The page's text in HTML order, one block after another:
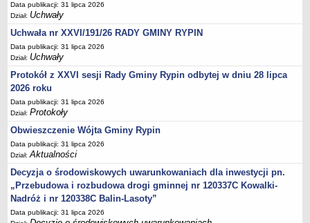
Struktura organizacyjna
Rada gminy
Wójt
Urząd gminy
Jednostki organizacyjne, GOPS, Instytucja kultury, OSP
Jednostki pomocnicze - sołectwa
Plan pracy komisji rewizyjnej
Sesje Rady Gminy Rypin
PRAWO LOKALNE
Statut
Strategia rozwoju
Uchwały
Projekty uchwał
Data publikacji: 31 lipca 2026
Dział: Uchwały
Uchwała nr XXVI/191/26 RADY GMINY RYPIN
Data publikacji: 31 lipca 2026
Dział: Uchwały
Protokół z XXVI sesji Rady Gminy Rypin odbytej w dniu 28 lipca
2026 roku
Data publikacji: 31 lipca 2026
Dział:Protokoły
Obwieszczenie Wójta Gminy Rypin
Data publikacji: 31 lipca 2026
Dział:Aktualności
Decyzja o środowiskowych uwarunkowaniach dla inwestycji pn.
„Przebudowa i rozbudowa drogi gminnej nr 120337C Kowalki-
Nadróż i nr 120338C Balin-Lasoty”
Data publikacji: 31 lipca 2026